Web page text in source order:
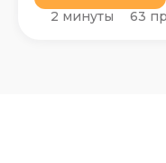
2 минуты 63